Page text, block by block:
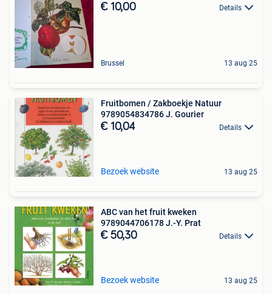
€ 10,00 Details
Brussel 13 aug 25
Fruitbomen / Zakboekje Natuur
9789054834786 J. Gourier
€ 10,04 Details
Bezoek website 13 aug 25
ABC van het fruit kweken
9789044706178 J.-Y. Prat
€ 50,30 Details
Bezoek website 13 aug 25